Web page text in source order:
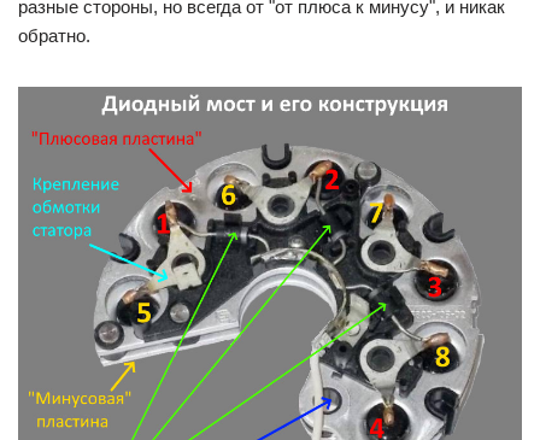
разные стороны, но всегда от "от плюса к минусу", и никак
обратно.